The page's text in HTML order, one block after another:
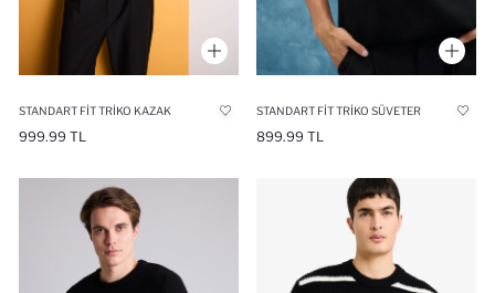
STANDART FIT TRIKO KAZAK
999.99 TL
STANDART FIT TRIKO SÜVETER
899.99 TL